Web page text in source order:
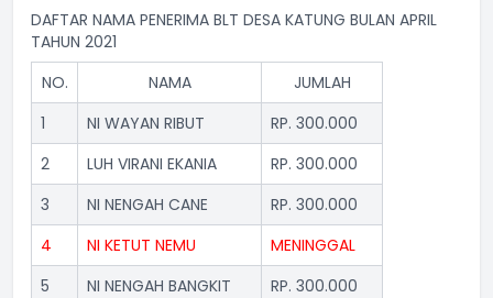
DAFTAR NAMA PENERIMA BLT DESA KATUNG BULAN APRIL
TAHUN 2021
NO.
NAMA
JUMLAH
1
NI WAYAN RIBUT
RP. 300.000
2
LUH VIRANI EKANIA
RP. 300.000
3
NI NENGAH CANE
RP. 300.000
4
NI KETUT NEMU
MENINGGAL
5
NI NENGAH BANGKIT RP. 300.000